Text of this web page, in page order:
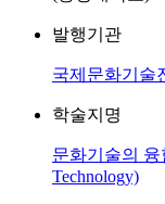
발행기관
국제문화기술
학술지명
문화기술의 융
Technology)